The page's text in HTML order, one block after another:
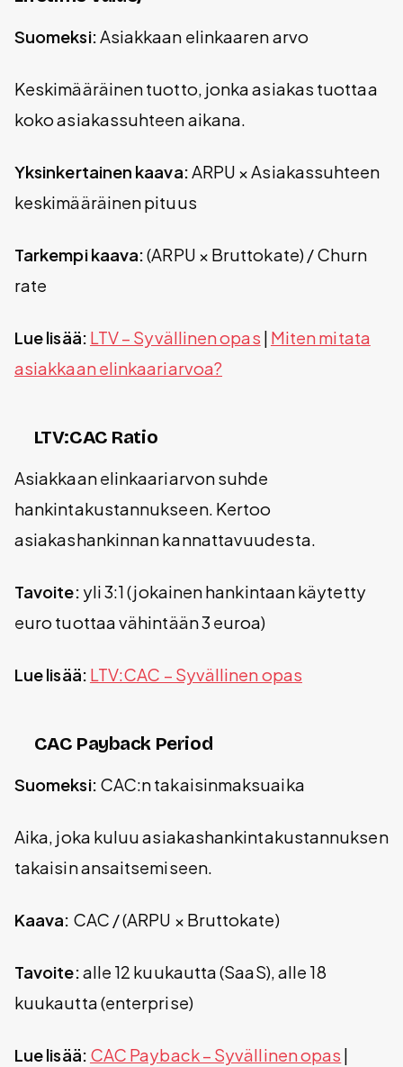
Suomeksi:Asiakkaan elinkaaren arvo
Keskimääräinen tuotto, jonka asiakas tuottaa
koko asiakassuhteen aikana.
Yksinkertainen kaava:ARPU × Asiakassuhteen
keskimääräinen pituus
Tarkempi kaava:(ARPU × Bruttokate) / Churn
rate
Lue lisää: LTV – Syvällinen opas | Miten mitata
asiakkaan elinkaariarvoa?
LTV:CAC Ratio
Asiakkaan elinkaariarvon suhde
hankintakustannukseen. Kertoo
asiakashankinnan kannattavuudesta.
Tavoite: yli 3:1 (jokainen hankintaan käytetty
euro tuottaa vähintään 3 euroa)
Lue lisää: LTV:CAC – Syvällinen opas
CAC Payback Period
Suomeksi: CAC:n takaisinmaksuaika
Aika, joka kuluu asiakashankintakustannuksen
takaisin ansaitsemiseen.
Kaava: CAC / (ARPU × Bruttokate)
Tavoite:alle 12 kuukautta (SaaS), alle 18
kuukautta (enterprise)
Lue lisää: CAC Payback – Syvällinen opas |